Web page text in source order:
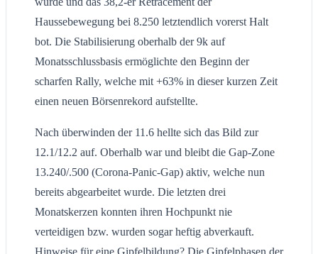
Haussebewegung bei 8.250 letztendlich vorerst Halt
bot. Die Stabilisierung oberhalb der 9k auf
Monatsschlussbasis ermöglichte den Beginn der
scharfen Rally, welche mit +63% in dieser kurzen Zeit
einen neuen Börsenrekord aufstellte.
Nach überwinden der 11.6 hellte sich das Bild zur
12.1/12.2 auf. Oberhalb war und bleibt die Gap-Zone
13.240/.500 (Corona-Panic-Gap) aktiv, welche nun
bereits abgearbeitet wurde. Die letzten drei
Monatskerzen konnten ihren Hochpunkt nie
verteidigen bzw. wurden sogar heftig abverkauft.